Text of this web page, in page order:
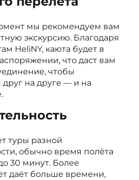
мы рекомендуем вам
экскурсию. Благодаря
HeliNY, каюта будет в
что даст вам
чтобы
друг на друге — и на
туры разной
обычно время полёта
30 минут. Более
даёт больше времени,